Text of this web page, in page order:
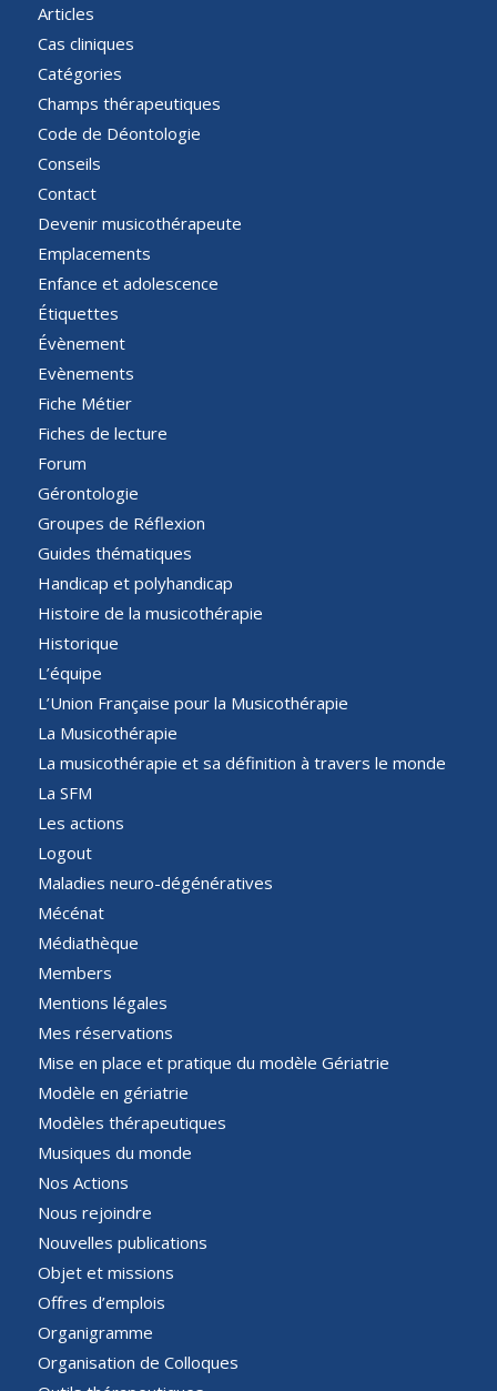
Articles
Cas cliniques
Catégories
Champs thérapeutiques
Code de Déontologie
Conseils
Contact
Devenir musicothérapeute
Emplacements
Enfance et adolescence
Étiquettes
Évènement
Evènements
Fiche Métier
Fiches de lecture
Forum
Gérontologie
Groupes de Réflexion
Guides thématiques
Handicap et polyhandicap
Histoire de la musicothérapie
Historique
L’équipe
L’Union Française pour la Musicothérapie
La Musicothérapie
La musicothérapie et sa définition à travers le monde
La SFM
Les actions
Logout
Maladies neuro-dégénératives
Mécénat
Médiathèque
Members
Mentions légales
Mes réservations
Mise en place et pratique du modèle Gériatrie
Modèle en gériatrie
Modèles thérapeutiques
Musiques du monde
Nos Actions
Nous rejoindre
Nouvelles publications
Objet et missions
Offres d’emplois
Organigramme
Organisation de Colloques